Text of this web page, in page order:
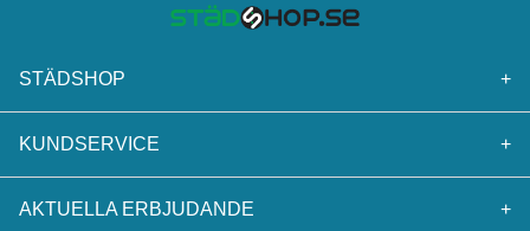
STÄDSHOP +
KUNDSERVICE +
AKTUELLA ERBJUDANDE +